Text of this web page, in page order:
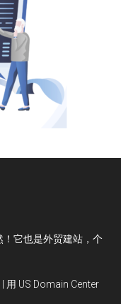
！它也是外贸建站，个
用 US Domain Center